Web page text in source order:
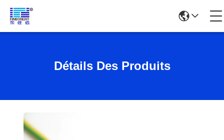
Détails Des Produits